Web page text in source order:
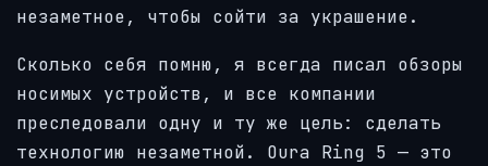
незаметное, чтобы сойти за украшение.
Сколько себя помню, я всегда писал обзоры
носимых устройств, и все компании
преследовали одну и ту же цель: сделать
технологию незаметной. Oura Ring 5 — это